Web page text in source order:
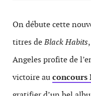
On débute cette
titres deBlack Habits
Angeles profite de
victoire auconcours